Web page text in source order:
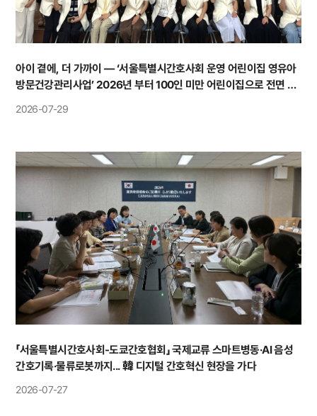
아이 곁에, 더 가까이 — ‘서울특별시간호사회 운영 어린이집 영유아
방문건강관리사업’ 2026년 부터 100인 미만 어린이집으로 전면 확
2026-07-29
「서울특별시간호사회-도쿄간호협회」 국제교류 스마트병동·AI 음성
간호기록·물류로봇까지... 韓 디지털 간호혁신 현장을 가다
2026-07-27